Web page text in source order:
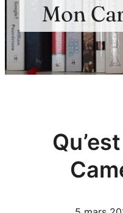
Mon